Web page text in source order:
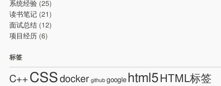
系统经验 (25)
读书笔记 (21)
面试总结 (12)
项目经历 (6)
标签
C++ CSS docker github google html5 HTML标签